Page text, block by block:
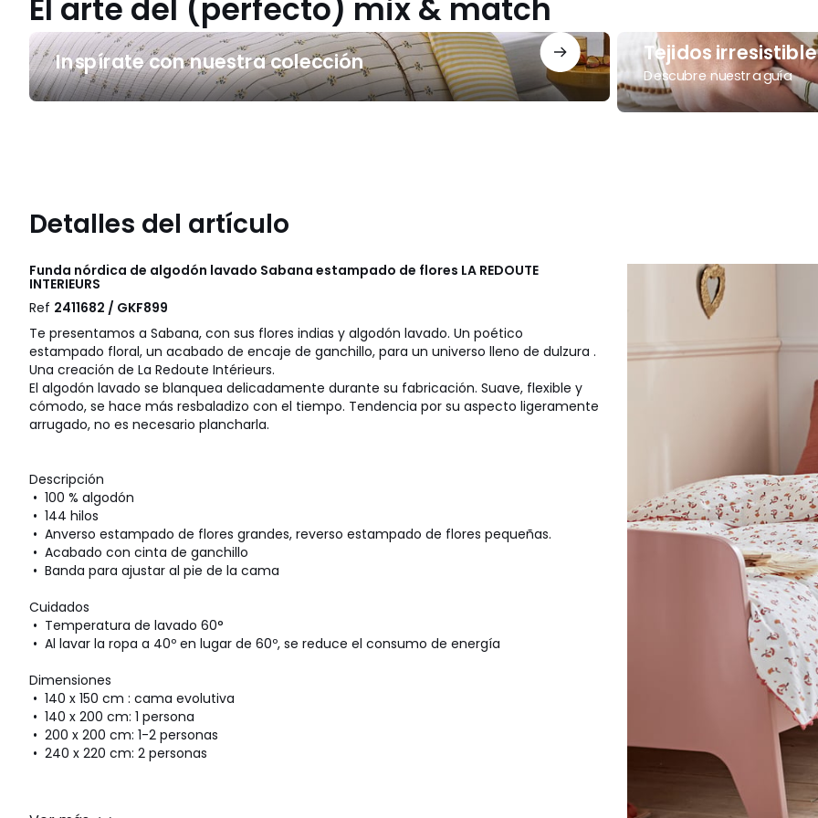
El arte del (perfecto) mix & match
Inspírate con nuestra colección
Inspírate
con
nuestra
colección
Tejidos
Descubre nuestra guía
Tejidos
irresistibles
Detalles del artículo
Funda nórdica de algodón lavado Sabana estampado de flores LA REDOUTE
INTERIEURS
Ref 2411682 / GKF899
Te presentamos a Sabana, con sus flores indias y algodón lavado. Un poético
estampado floral, un acabado de encaje de ganchillo, para un universo lleno de dulzura .
Una creación de La Redoute Intérieurs.
El algodón lavado se blanquea delicadamente durante su fabricación. Suave, flexible y
cómodo, se hace más resbaladizo con el tiempo. Tendencia por su aspecto ligeramente
arrugado, no es necesario plancharla.
Descripción
• 100 % algodón
• 144 hilos
• Anverso estampado de flores grandes, reverso estampado de flores pequeñas.
• Acabado con cinta de ganchillo
• Banda para ajustar al pie de la cama
Cuidados
• Temperatura de lavado 60°
• Al lavar la ropa a 40º en lugar de 60º, se reduce el consumo de energía
Dimensiones
• 140 x 150 cm : cama evolutiva
• 140 x 200 cm: 1 persona
• 200 x 200 cm: 1-2 personas
• 240 x 220 cm: 2 personas